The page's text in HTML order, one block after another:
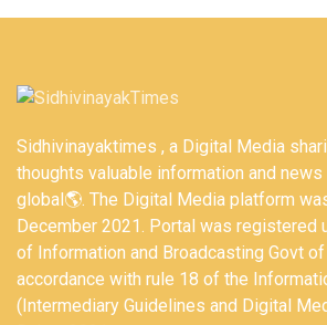
Sidhivinayaktimes , a Digital Media
thoughts valuable information and news
global🌎. The Digital Media platform
December 2021. Portal was registered
of Information and Broadcasting Govt
accordance with rule 18 of the
(Intermediary Guidelines and Digital